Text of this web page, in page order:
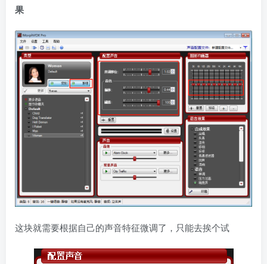
果
这块就需要根据自己的声音特征微调了，只能去挨个试